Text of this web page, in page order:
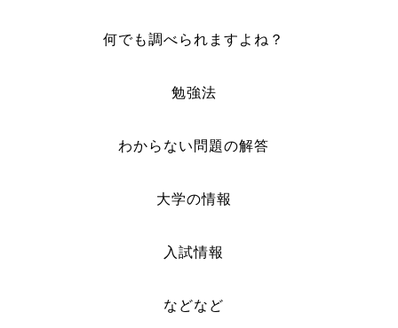
何でも調べられますよね？
勉強法
わからない問題の解答
大学の情報
入試情報
などなど